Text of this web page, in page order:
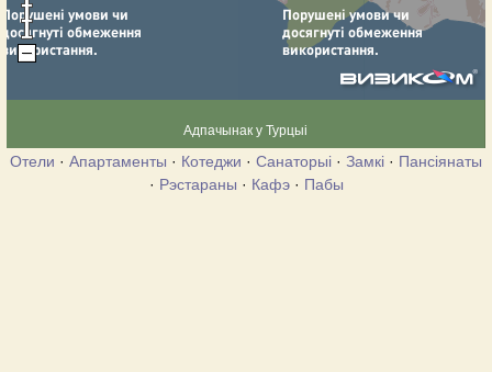
Адпачынак у Турцыі
Отели · Апартаменты · Котеджи · Санаторыі · Замкі · Пансіянаты
· Рэстараны · Кафэ· Пабы